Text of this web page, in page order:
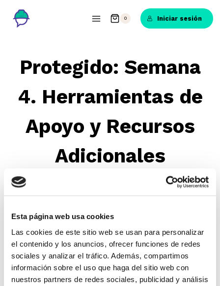
Esta página web usa cookies
Las cookies de este sitio web se usan para personalizar
el contenido y los anuncios, ofrecer funciones de redes
sociales y analizar el tráfico. Además, compartimos
información sobre el uso que haga del sitio web con
nuestros partners de redes sociales, publicidad y análisis
0 Iniciar sesión
Protegido: Semana
4. Herramientas de
Apoyo y Recursos
Adicionales
Este contenido está protegido por contraseña.
Para verlo introduce la contraseña.
Contraseña: